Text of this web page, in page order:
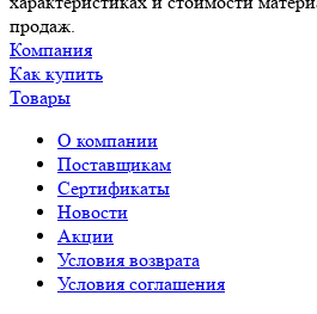
продаж.
Компания
Как купить
Товары
О компании
Поставщикам
Сертификаты
Новости
Акции
Условия возврата
Условия соглашения